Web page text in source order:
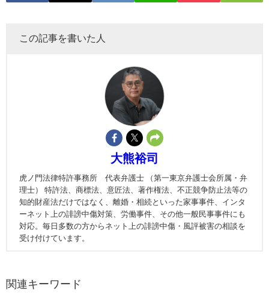
この記事を書いた人
大熊裕司
虎ノ門法律特許事務所 代表弁護士 （第一東京弁護士会所属・弁
理士） 特許法、商標法、意匠法、著作権法、不正競争防止法等の
知的財産法だけではなく、離婚・相続といった家事事件、インタ
ーネット上の誹謗中傷対策、労働事件、その他一般民事事件にも
対応。毎日多数の方からネット上の誹謗中傷・風評被害の相談を
受け付けています。
関連キーワード